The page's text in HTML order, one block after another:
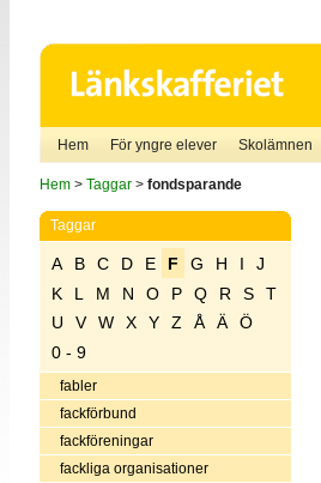
Hem För yngre elever Skolämnen
Hem> Taggar> fondsparande
Taggar
A B C D E F G H I
J
K
L M N O P Q R S
T
U
V W X Y Z Å Ä
Ö
0 - 9
fabler
fackförbund
fackföreningar
fackliga organisationer